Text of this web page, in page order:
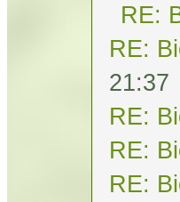
RE:
RE:
21:37
RE:
RE:
RE: